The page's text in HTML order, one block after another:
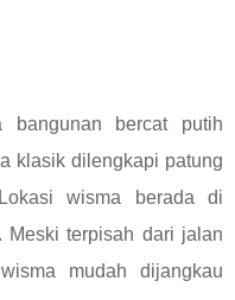
bercat putih
klasik dilengkapi patung
wisma berada di
Meski terpisah dari jalan
mudah dijangkau